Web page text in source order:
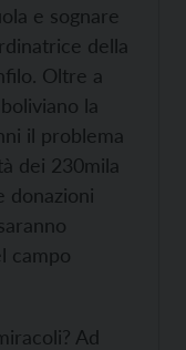
e sognare
della
Oltre a
la
il problema
dei 230mila
donazioni
campo
Ad